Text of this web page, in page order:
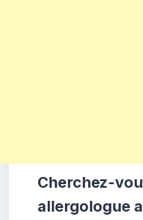
Cherchez-
allergologue